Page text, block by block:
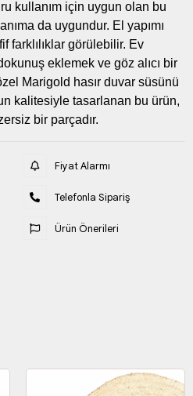
kullanım için uygun olan bu
da uygundur. El yapımı
farklılıklar görülebilir. Ev
eklemek ve göz alıcı bir
Marigold hasır duvar süsünü
kalitesiyle tasarlanan bu ürün,
bir parçadır.
Fiyat Alarmı
Telefonla Sipariş
Ürün Önerileri